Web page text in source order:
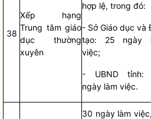
38
Xếp hạng
Trung tâm giáo
dục thường
xuyên
hợp lệ, trong đó:
- Sở Giáo dục và
tạo: 25 ngày
việc;
- UBND tỉnh:
ngày làm việc.
30 ngày làm